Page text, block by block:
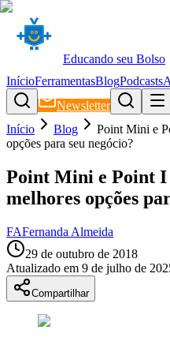
Educando seu Bolso
InícioFerramentasBlogPodcasts
Newsletter
Início
Blog
Point Mini e
opções para seu negócio?
Point Mini e Point I
melhores opções
FAFernanda Almeida
29 de outubro de 2018
Atualizado em 9 de julho de
Compartilhar